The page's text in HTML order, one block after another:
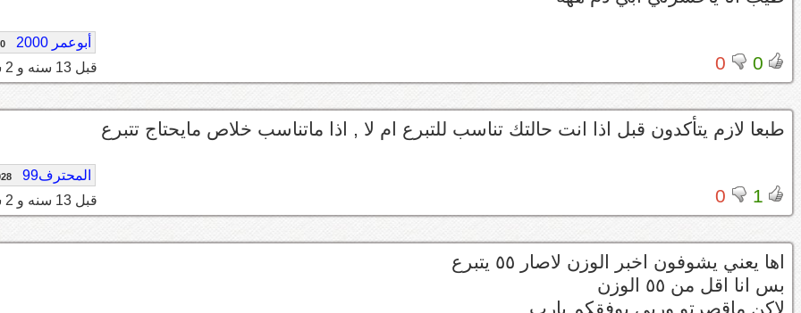
0
0
أبوعمر 2000
قبل 13 سنه و 2 شهر
طبعا لازم يتأكدون قبل اذا انت حالتك تناسب للتبرع ام لا , اذا ماتناسب خلاص مايحتاج تتبرع
1
0
المحترف99
قبل 13 سنه و 2 شهر
اها يعني يشوفون اخبر الوزن لاصار ٥٥ يتبرع
بس انا اقل من ٥٥ الوزن
لاكن ماقصرتو وربي يوفقكم يارب